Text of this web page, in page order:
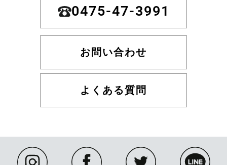
0475-47-3991
お問い合わせ
よくある質問